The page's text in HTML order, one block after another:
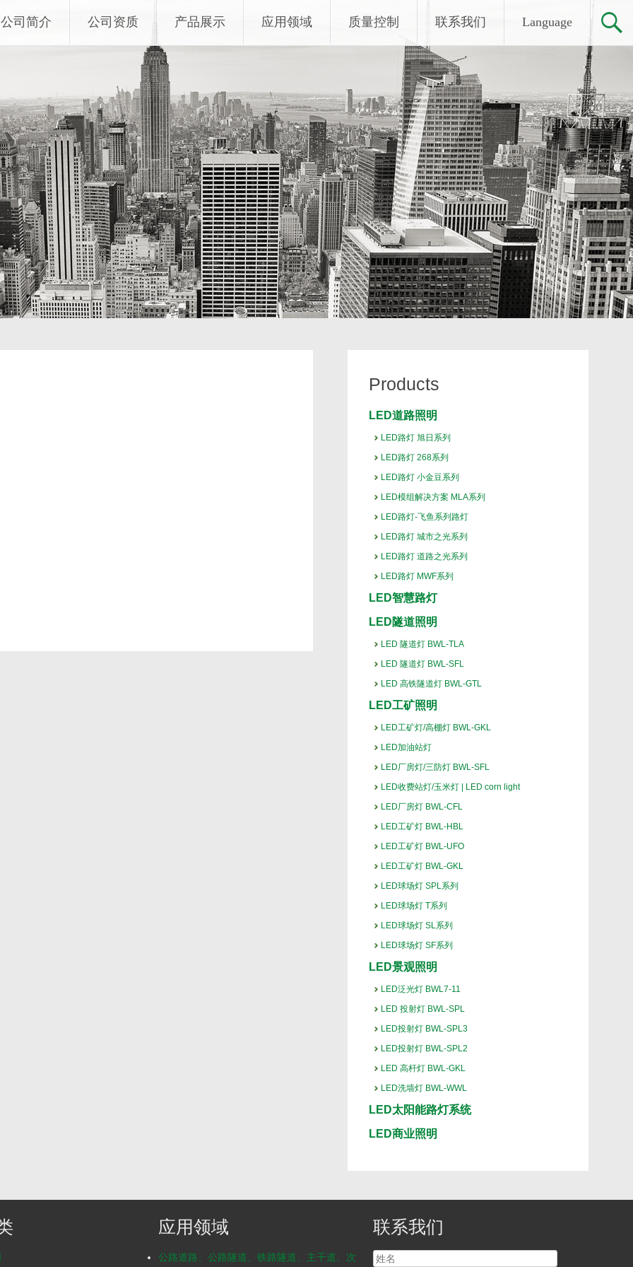
公司简介 公司资质 产品展示 应用领域 质量控制 联系我们 Language
Products
LED道路照明
LED路灯 旭日系列
LED路灯 268系列
LED路灯 小金豆系列
LED模组解决方案 MLA系列
LED路灯-飞鱼系列路灯
LED路灯 城市之光系列
LED路灯 道路之光系列
LED路灯 MWF系列
LED智慧路灯
LED隧道照明
LED 隧道灯 BWL-TLA
LED 隧道灯 BWL-SFL
LED 高铁隧道灯 BWL-GTL
LED工矿照明
LED工矿灯/高棚灯 BWL-GKL
LED加油站灯
LED厂房灯/三防灯 BWL-SFL
LED收费站灯/玉米灯 | LED corn light
LED厂房灯 BWL-CFL
LED工矿灯 BWL-HBL
LED工矿灯 BWL-UFO
LED工矿灯 BWL-GKL
LED球场灯 SPL系列
LED球场灯 T系列
LED球场灯 SL系列
LED球场灯 SF系列
LED景观照明
LED泛光灯 BWL7-11
LED 投射灯 BWL-SPL
LED投射灯 BWL-SPL3
LED投射灯 BWL-SPL2
LED 高杆灯 BWL-GKL
LED洗墙灯 BWL-WWL
LED太阳能路灯系统
LED商业照明
应用领域
公路道路、公路隧道、铁路隧道、主干道、次
联系我们